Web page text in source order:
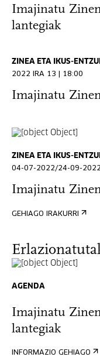
Imajinatu
lantegiak
ZINEA ETA IKUS-
2022 IRA 13 | 18:00
Imajinatu
ZINEA ETA IKUS-
04-07-2022/24-09-
Imajinatu
GEHIAGO IRAKURRI
AGENDA
Imajinatu
lantegiak
INFORMAZIO GEHIAGO